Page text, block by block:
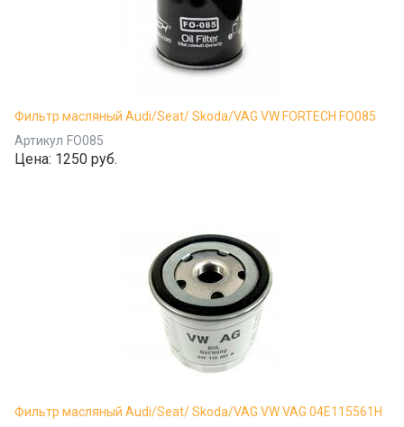
Фильтр масляный Audi/Seat/ Skoda/VAG VW FORTECH FO085
Артикул FO085
Цена: 1250 руб.
Фильтр масляный Audi/Seat/ Skoda/VAG VW VAG 04E115561H